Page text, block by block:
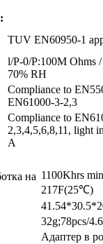
TUV EN60950-1
l/P-0/P:100M Ohms
70% RH
Compliance to
EN61000-3-2,3
Compliance to
2,3,4,5,6,8,11, light
A
на 1100Khrs
217F(25℃)
32g;78pcs/
Адаптер в